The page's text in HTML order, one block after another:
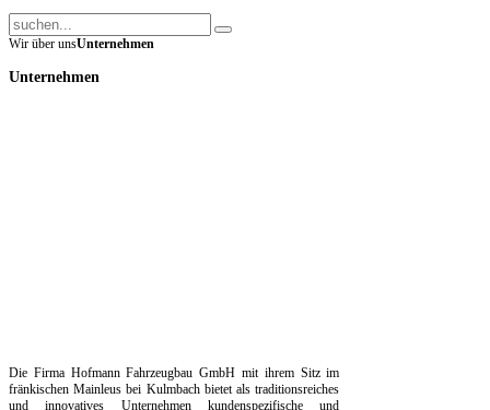
Wir über unsUnternehmen
Unternehmen
Die Firma Hofmann Fahrzeugbau GmbH mit ihrem Sitz im
fränkischen Mainleus bei Kulmbach bietet als traditionsreiches
und innovatives Unternehmen kundenspezifische und